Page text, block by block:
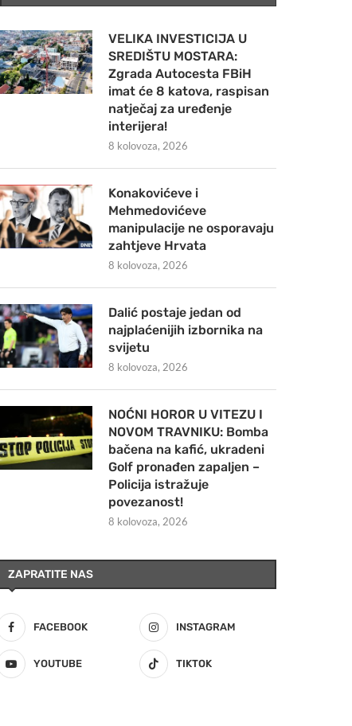
VELIKA INVESTICIJA U
SREDIŠTU MOSTARA:
Zgrada Autocesta FBiH
imat će 8 katova, raspisan
natječaj za uređenje
interijera!
8 kolovoza, 2026
Konakovićeve i
Mehmedovićeve
manipulacije ne osporavaju
zahtjeve Hrvata
8 kolovoza, 2026
Dalić postaje jedan od
najplaćenijih izbornika na
svijetu
8 kolovoza, 2026
NOĆNI HOROR U VITEZU I
NOVOM TRAVNIKU: Bomba
bačena na kafić, ukradeni
Golf pronađen zapaljen –
Policija istražuje
povezanost!
8 kolovoza, 2026
ZAPRATITE NAS
FACEBOOK INSTAGRAM
YOUTUBE TIKTOK